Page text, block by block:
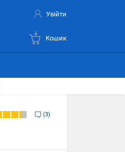
Увійти
Кошик
3